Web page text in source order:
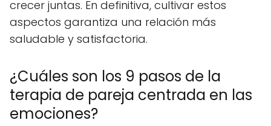
crecer juntas. En definitiva, cultivar estos
aspectos garantiza una relación más
saludable y satisfactoria.
¿Cuáles son los 9 pasos de la
terapia de pareja centrada en las
emociones?